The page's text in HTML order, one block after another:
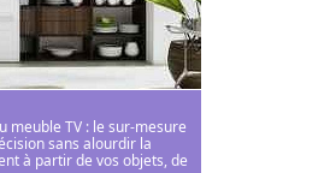
meuble TV : le sur-mesure
sans alourdir la
à partir de vos objets, de